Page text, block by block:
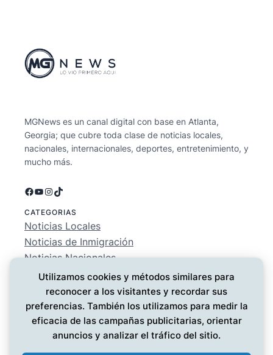
MGNews es un canal digital con base en Atlanta,
Georgia; que cubre toda clase de noticias locales,
nacionales, internacionales, deportes, entretenimiento, y
mucho más.
Facebook
YouTube
Instagram
TikTok
CATEGORIAS
Noticias Locales
Noticias de Inmigración
Noticias Nacionales
Deportes
Entretenimiento
EMPRESA
Conócenos
Política de Privacidad
Utilizamos cookies y métodos similares para
reconocer a los visitantes y recordar sus
preferencias. También los utilizamos para medir la
eficacia de las campañas publicitarias, orientar
anuncios y analizar el tráfico del sitio.